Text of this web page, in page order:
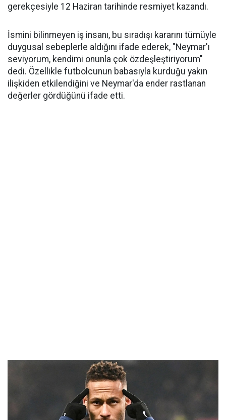
gerekçesiyle 12 Haziran tarihinde resmiyet kazandı.
İsmini bilinmeyen iş insanı, bu sıradışı kararını tümüyle
duygusal sebeplerle aldığını ifade ederek, "Neymar'ı
seviyorum, kendimi onunla çok özdeşleştiriyorum"
dedi. Özellikle futbolcunun babasıyla kurduğu yakın
ilişkiden etkilendiğini ve Neymar'da ender rastlanan
değerler gördüğünü ifade etti.